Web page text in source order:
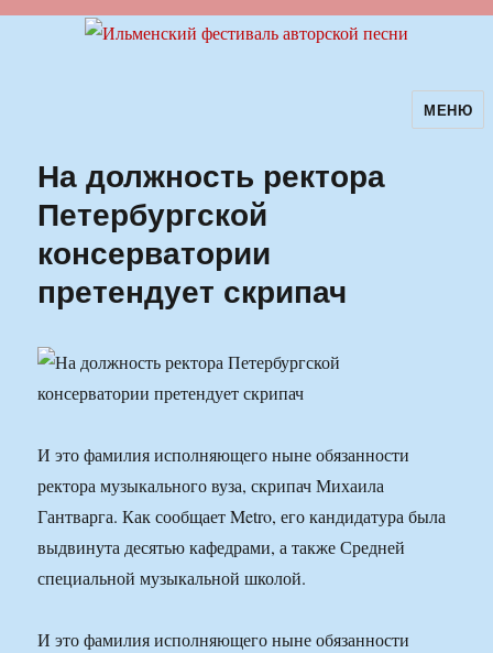
Ильменский фестиваль авторскойМЕНЮ
На должность ректора
Петербургской
консерватории
претендует скрипач
И это фамилия исполняющего ныне обязанности
ректора музыкального вуза, скрипач Михаила
Гантварга. Как сообщает Metro, его кандидатура была
выдвинута десятью кафедрами, а также Средней
специальной музыкальной школой.
И это фамилия исполняющего ныне обязанности